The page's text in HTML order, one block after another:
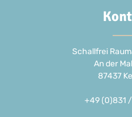
Schallfrei
An der
87437
+49 (0)831